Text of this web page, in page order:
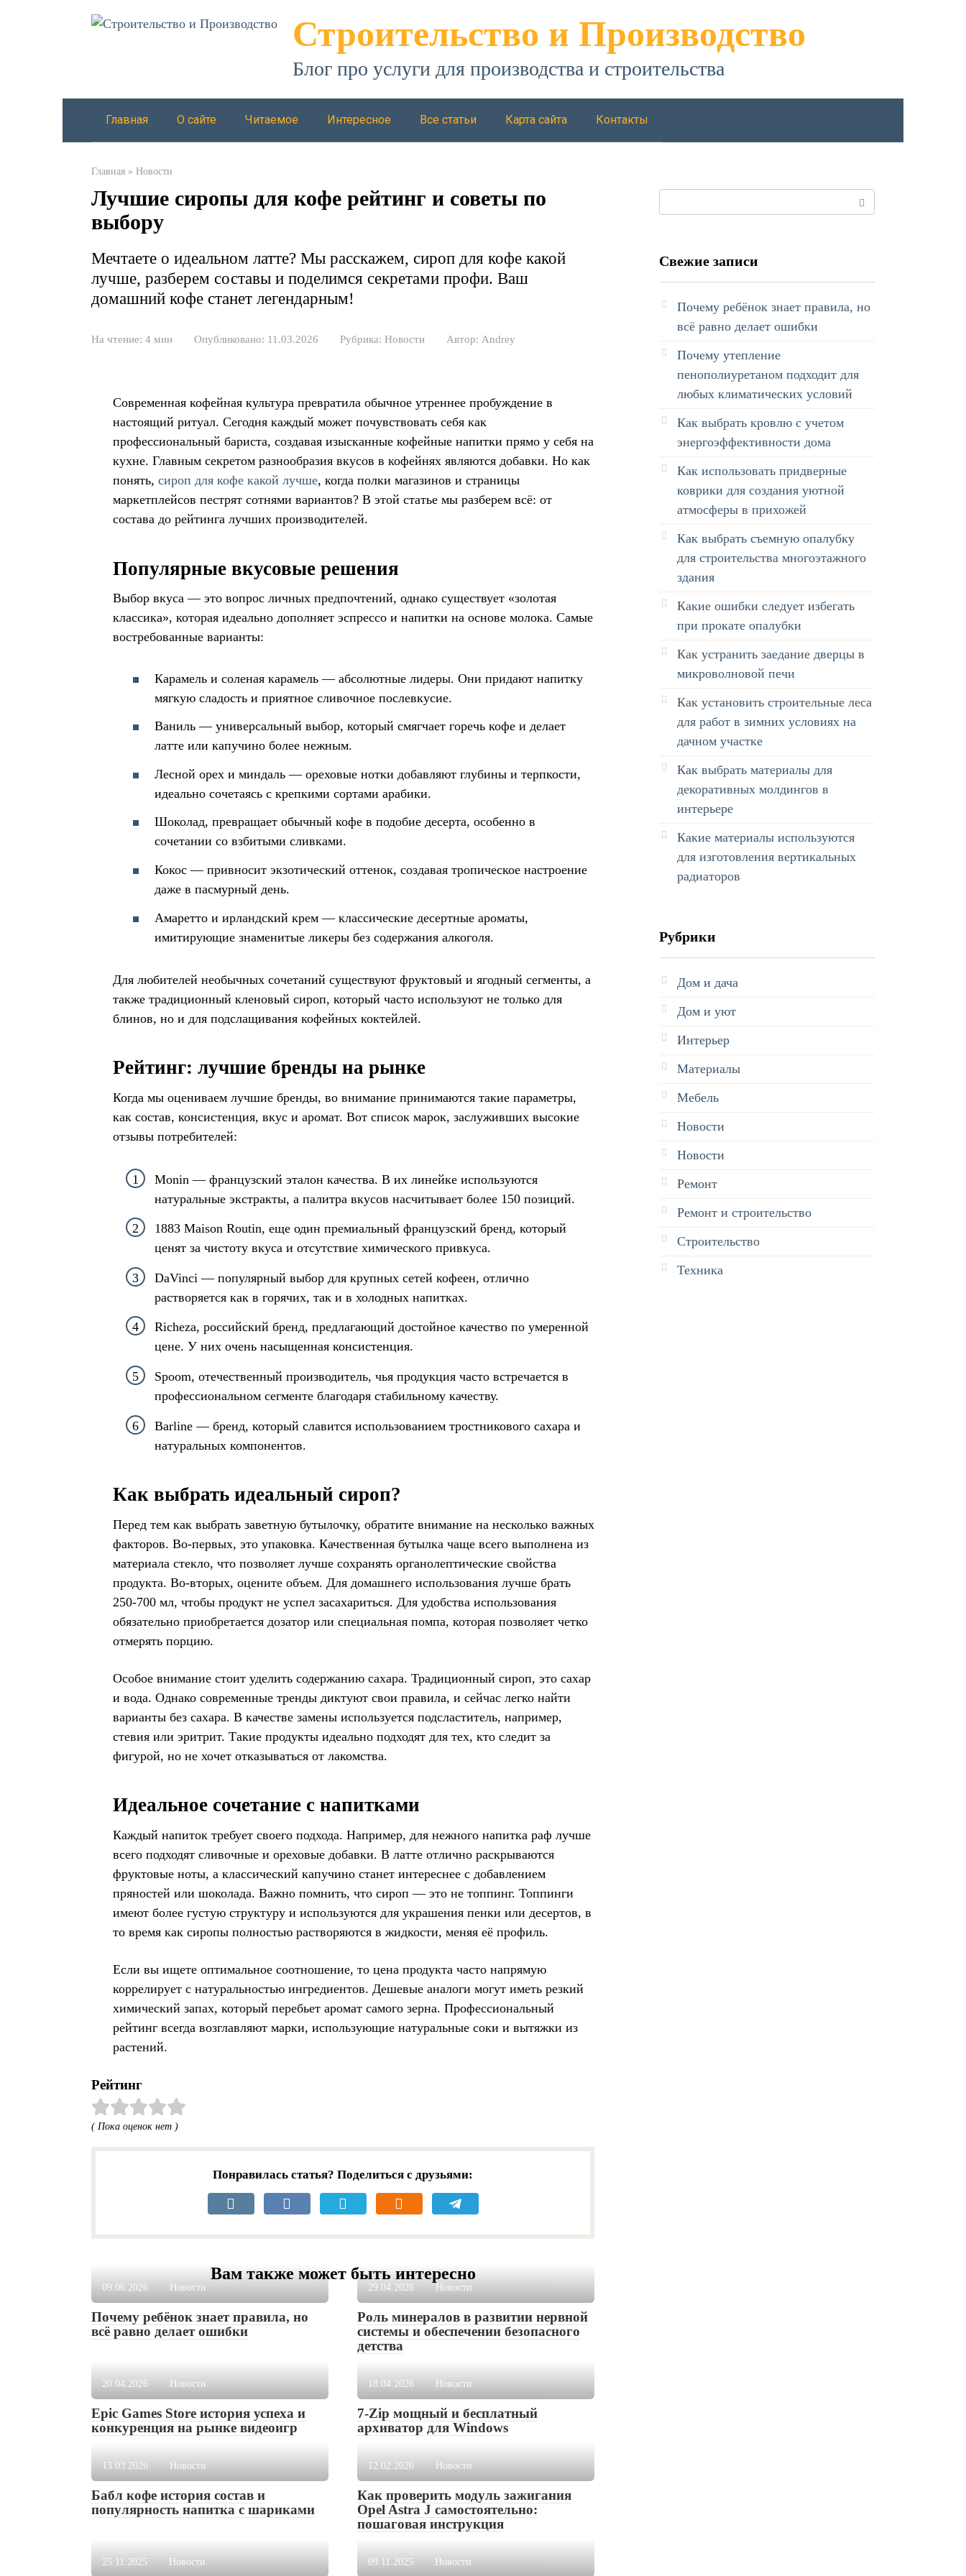
Строительство и Производство
Блог про услуги для производства и строительства
Главная О сайте Читаемое Интересное Все статьи Карта сайта Контакты
Главная » Новости
Лучшие сиропы для кофе рейтинг и советы по
выбору
Мечтаете о идеальном латте? Мы расскажем, сироп для кофе какой
лучше, разберем составы и поделимся секретами профи. Ваш
домашний кофе станет легендарным!
На чтение: 4 мин Опубликовано: 11.03.2026 Рубрика: Новости Автор: Andrey
Современная кофейная культура превратила обычное утреннее пробуждение в
настоящий ритуал. Сегодня каждый может почувствовать себя как
профессиональный бариста, создавая изысканные кофейные напитки прямо у себя на
кухне. Главным секретом разнообразия вкусов в кофейнях являются добавки. Но как
понять, сироп для кофе какой лучше, когда полки магазинов и страницы
маркетплейсов пестрят сотнями вариантов? В этой статье мы разберем всё: от
состава до рейтинга лучших производителей.
Популярные вкусовые решения
Выбор вкуса — это вопрос личных предпочтений, однако существует «золотая
классика», которая идеально дополняет эспрессо и напитки на основе молока. Самые
востребованные варианты:
Карамель и соленая карамель — абсолютные лидеры. Они придают напитку
мягкую сладость и приятное сливочное послевкусие.
Ваниль — универсальный выбор, который смягчает горечь кофе и делает
латте или капучино более нежным.
Лесной орех и миндаль — ореховые нотки добавляют глубины и терпкости,
идеально сочетаясь с крепкими сортами арабики.
Шоколад, превращает обычный кофе в подобие десерта, особенно в
сочетании со взбитыми сливками.
Кокос — привносит экзотический оттенок, создавая тропическое настроение
даже в пасмурный день.
Амаретто и ирландский крем — классические десертные ароматы,
имитирующие знаменитые ликеры без содержания алкоголя.
Для любителей необычных сочетаний существуют фруктовый и ягодный сегменты, а
также традиционный кленовый сироп, который часто используют не только для
блинов, но и для подслащивания кофейных коктейлей.
Рейтинг: лучшие бренды на рынке
Когда мы оцениваем лучшие бренды, во внимание принимаются такие параметры,
как состав, консистенция, вкус и аромат. Вот список марок, заслуживших высокие
отзывы потребителей:
Monin — французский эталон качества. В их линейке используются
натуральные экстракты, а палитра вкусов насчитывает более 150 позиций.
1883 Maison Routin, еще один премиальный французский бренд, который
ценят за чистоту вкуса и отсутствие химического привкуса.
DaVinci — популярный выбор для крупных сетей кофеен, отлично
растворяется как в горячих, так и в холодных напитках.
Richeza, российский бренд, предлагающий достойное качество по умеренной
цене. У них очень насыщенная консистенция.
Spoom, отечественный производитель, чья продукция часто встречается в
профессиональном сегменте благодаря стабильному качеству.
Barline — бренд, который славится использованием тростникового сахара и
натуральных компонентов.
Как выбрать идеальный сироп?
Перед тем как выбрать заветную бутылочку, обратите внимание на несколько важных
факторов. Во-первых, это упаковка. Качественная бутылка чаще всего выполнена из
материала стекло, что позволяет лучше сохранять органолептические свойства
продукта. Во-вторых, оцените объем. Для домашнего использования лучше брать
250-700 мл, чтобы продукт не успел засахариться. Для удобства использования
обязательно приобретается дозатор или специальная помпа, которая позволяет четко
отмерять порцию.
Особое внимание стоит уделить содержанию сахара. Традиционный сироп, это сахар
и вода. Однако современные тренды диктуют свои правила, и сейчас легко найти
варианты без сахара. В качестве замены используется подсластитель, например,
стевия или эритрит. Такие продукты идеально подходят для тех, кто следит за
фигурой, но не хочет отказываться от лакомства.
Идеальное сочетание с напитками
Каждый напиток требует своего подхода. Например, для нежного напитка раф лучше
всего подходят сливочные и ореховые добавки. В латте отлично раскрываются
фруктовые ноты, а классический капучино станет интереснее с добавлением
пряностей или шоколада. Важно помнить, что сироп — это не топпинг. Топпинги
имеют более густую структуру и используются для украшения пенки или десертов, в
то время как сиропы полностью растворяются в жидкости, меняя её профиль.
Если вы ищете оптимальное соотношение, то цена продукта часто напрямую
коррелирует с натуральностью ингредиентов. Дешевые аналоги могут иметь резкий
химический запах, который перебьет аромат самого зерна. Профессиональный
рейтинг всегда возглавляют марки, использующие натуральные соки и вытяжки из
растений.
Рейтинг
( Пока оценок нет )
Понравилась статья? Поделиться с друзьями:
Вам также может быть интересно
09.06.2026 Новости
Почему ребёнок знает правила, но
всё равно делает ошибки
29.04.2026 Новости
Роль минералов в развитии нервной
системы и обеспечении безопасного
детства
20.04.2026 Новости
Epic Games Store история успеха и
конкуренция на рынке видеоигр
18.04.2026 Новости
7-Zip мощный и бесплатный
архиватор для Windows
13.03.2026 Новости
Бабл кофе история состав и
популярность напитка с шариками
12.02.2026 Новости
Как проверить модуль зажигания
Opel Astra J самостоятельно:
пошаговая инструкция
25.11.2025 Новости 09.11.2025 Новости
Свежие записи
Почему ребёнок знает правила, но
всё равно делает ошибки
Почему утепление
пенополиуретаном подходит для
любых климатических условий
Как выбрать кровлю с учетом
энергоэффективности дома
Как использовать придверные
коврики для создания уютной
атмосферы в прихожей
Как выбрать съемную опалубку
для строительства многоэтажного
здания
Какие ошибки следует избегать
при прокате опалубки
Как устранить заедание дверцы в
микроволновой печи
Как установить строительные леса
для работ в зимних условиях на
дачном участке
Как выбрать материалы для
декоративных молдингов в
интерьере
Какие материалы используются
для изготовления вертикальных
радиаторов
Рубрики
Дом и дача
Дом и уют
Интерьер
Материалы
Мебель
Новости
Новости
Ремонт
Ремонт и строительство
Строительство
Техника